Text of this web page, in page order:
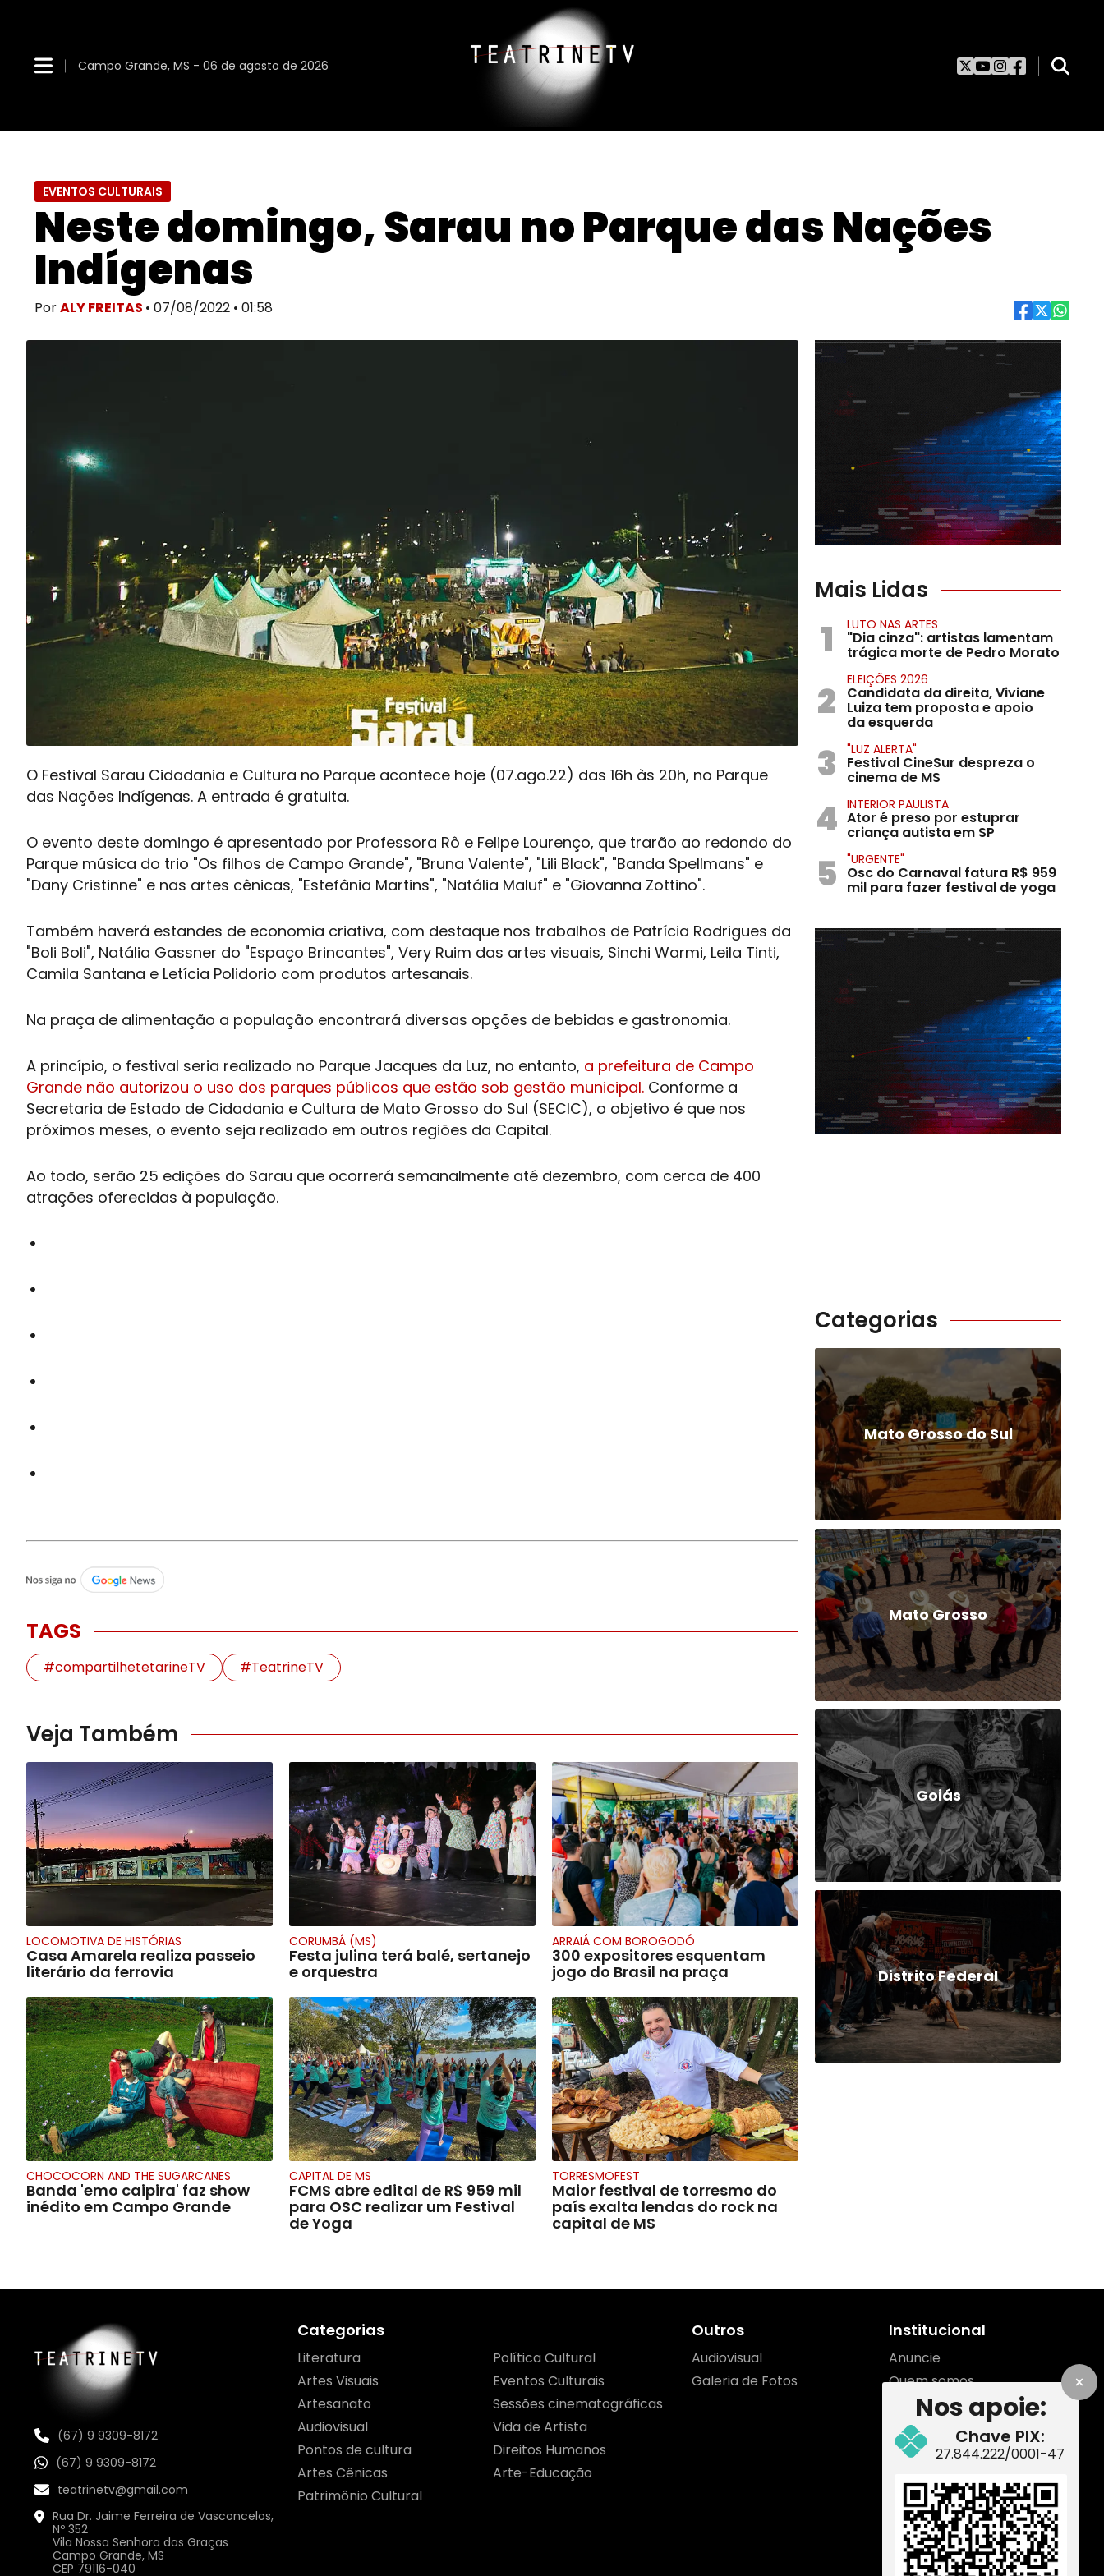
Campo Grande, MS - 06 de agosto de 2026
EVENTOS CULTURAIS
Neste domingo, Sarau no Parque das Nações
Indígenas
PorALY FREITAS • 07/08/2022 • 01:58
O Festival Sarau Cidadania e Cultura no Parque acontece hoje (07.ago.22) das 16h às 20h, no Parque
das Nações Indígenas. A entrada é gratuita.
O evento deste domingo é apresentado por Professora Rô e Felipe Lourenço, que trarão ao redondo do
Parque música do trio "Os filhos de Campo Grande", "Bruna Valente", "Lili Black", "Banda Spellmans" e
"Dany Cristinne" e nas artes cênicas, "Estefânia Martins", "Natália Maluf" e "Giovanna Zottino".
Também haverá estandes de economia criativa, com destaque nos trabalhos de Patrícia Rodrigues da
"Boli Boli", Natália Gassner do "Espaço Brincantes", Very Ruim das artes visuais, Sinchi Warmi, Leila Tinti,
Camila Santana e Letícia Polidorio com produtos artesanais.
Na praça de alimentação a população encontrará diversas opções de bebidas e gastronomia.
A princípio, o festival seria realizado no Parque Jacques da Luz, no entanto, a prefeitura de Campo
Grande não autorizou o uso dos parques públicos que estão sob gestão municipal. Conforme a
Secretaria de Estado de Cidadania e Cultura de Mato Grosso do Sul (SECIC), o objetivo é que nos
próximos meses, o evento seja realizado em outros regiões da Capital.
Ao todo, serão 25 edições do Sarau que ocorrerá semanalmente até dezembro, com cerca de 400
atrações oferecidas à população.
TAGS
#compartilhetetarineTV #TeatrineTV
Veja Também
LOCOMOTIVA DE HISTÓRIAS
Casa Amarela realiza passeio
literário da ferrovia
CORUMBÁ (MS)
Festa julina terá balé, sertanejo
e orquestra
ARRAIÁ COM BOROGODÓ
300 expositores esquentam
jogo do Brasil na praça
CHOCOCORN AND THE SUGARCANES
Banda 'emo caipira' faz show
inédito em Campo Grande
CAPITAL DE MS
FCMS abre edital de R$ 959 mil
para OSC realizar um Festival
de Yoga
TORRESMOFEST
Maior festival de torresmo do
país exalta lendas do rock na
capital de MS
Mais Lidas
1 LUTO NAS ARTES
"Dia cinza": artistas lamentam
trágica morte de Pedro Morato
2 ELEIÇÕES 2026
Candidata da direita, Viviane
Luiza tem proposta e apoio
da esquerda
3 "LUZ ALERTA"
Festival CineSur despreza o
cinema de MS
4 INTERIOR PAULISTA
Ator é preso por estuprar
criança autista em SP
5 "URGENTE"
Osc do Carnaval fatura R$ 959
mil para fazer festival de yoga
Categorias
Mato Grosso do Sul
Mato Grosso
Goiás
Distrito Federal
Nos apoie:
Chave PIX:
27.844.222/0001-47
(67) 9 9309-8172
(67) 9 9309-8172
teatrinetv@gmail.com
Rua Dr. Jaime Ferreira de Vasconcelos,
Nº 352
Vila Nossa Senhora das Graças
Campo Grande, MS
CEP 79116-040
Categorias
Literatura
Artes Visuais
Artesanato
Audiovisual
Pontos de cultura
Artes Cênicas
Patrimônio Cultural
Política Cultural
Eventos Culturais
Sessões cinematográficas
Vida de Artista
Direitos Humanos
Arte-Educação
Outros
Audiovisual
Galeria de Fotos
Institucional
Anuncie
Quem somos
Contato
Equipe
Como apoiar
Redes Sociais